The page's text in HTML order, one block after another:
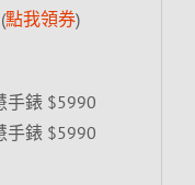
點我領券)
手錶 $5990
手錶 $5990